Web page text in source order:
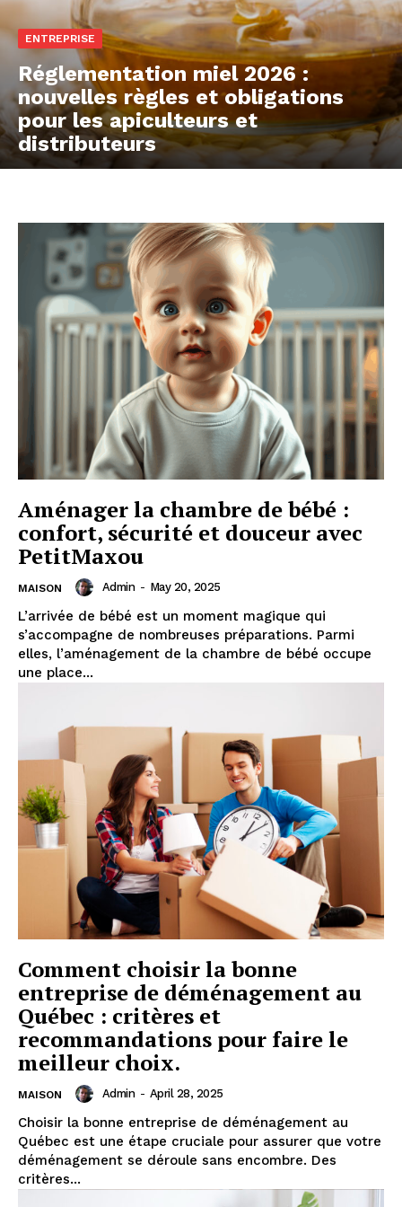
ENTREPRISE
Réglementation miel 2026 :
nouvelles règles et obligations
pour les apiculteurs et
distributeurs
Aménager la chambre de bébé :
confort, sécurité et douceur avec
PetitMaxou
MAISON Admin - May 20, 2025
L’arrivée de bébé est un moment magique qui
s’accompagne de nombreuses préparations. Parmi
elles, l’aménagement de la chambre de bébé occupe
une place...
Comment choisir la bonne
entreprise de déménagement au
Québec : critères et
recommandations pour faire le
meilleur choix.
MAISON Admin - April 28, 2025
Choisir la bonne entreprise de déménagement au
Québec est une étape cruciale pour assurer que votre
déménagement se déroule sans encombre. Des
critères...